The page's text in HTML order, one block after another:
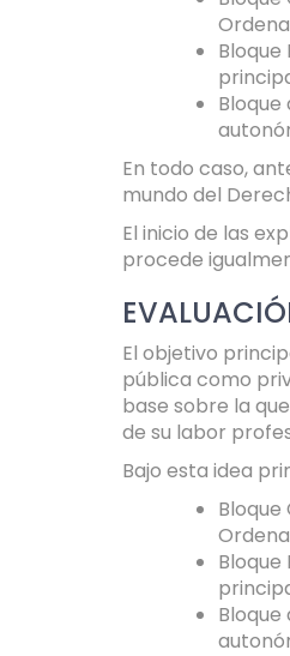
En todo caso,
mundo del
El inicio de las
procede
El objetivo
pública como
base sobre la
de su labor
Bajo esta idea